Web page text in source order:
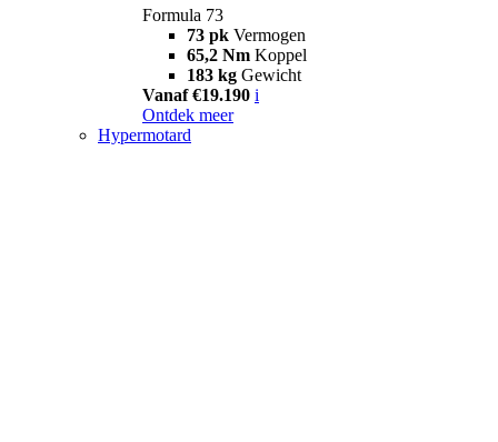
Formula 73
73 pk Vermogen
65,2 Nm Koppel
183 kg Gewicht
Vanaf €19.190 i
Ontdek meer
Hypermotard